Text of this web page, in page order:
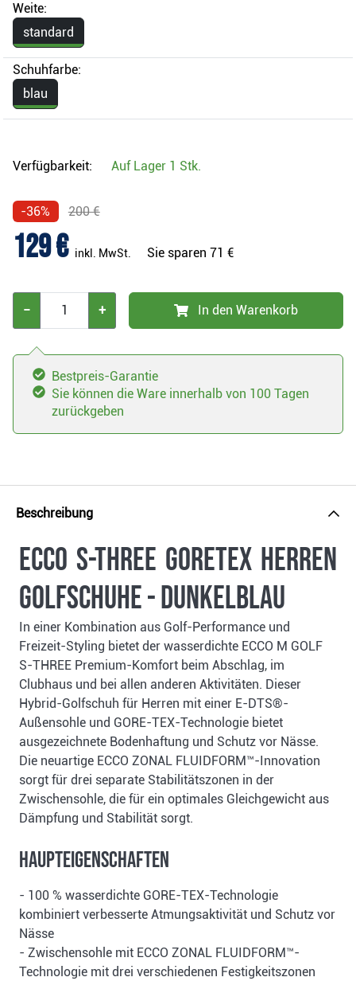
Weite:
standard
Schuhfarbe:
blau
Verfügbarkeit: Auf Lager 1 Stk.
-36% 200 €
129 € inkl. MwSt. Sie sparen 71 €
− + In den Warenkorb
Bestpreis-Garantie
Sie können die Ware innerhalb von 100 Tagen
zurückgeben
Beschreibung
Ecco S-Three Goretex Herren
Golfschuhe - dunkelblau
In einer Kombination aus Golf-Performance und
Freizeit-Styling bietet der wasserdichte ECCO M GOLF
S-THREE Premium-Komfort beim Abschlag, im
Clubhaus und bei allen anderen Aktivitäten. Dieser
Hybrid-Golfschuh für Herren mit einer E-DTS®-
Außensohle und GORE-TEX-Technologie bietet
ausgezeichnete Bodenhaftung und Schutz vor Nässe.
Die neuartige ECCO ZONAL FLUIDFORM™-Innovation
sorgt für drei separate Stabilitätszonen in der
Zwischensohle, die für ein optimales Gleichgewicht aus
Dämpfung und Stabilität sorgt.
Haupteigenschaften
- 100 % wasserdichte GORE-TEX-Technologie
kombiniert verbesserte Atmungsaktivität und Schutz vor
Nässe
- Zwischensohle mit ECCO ZONAL FLUIDFORM™-
Technologie mit drei verschiedenen Festigkeitszonen